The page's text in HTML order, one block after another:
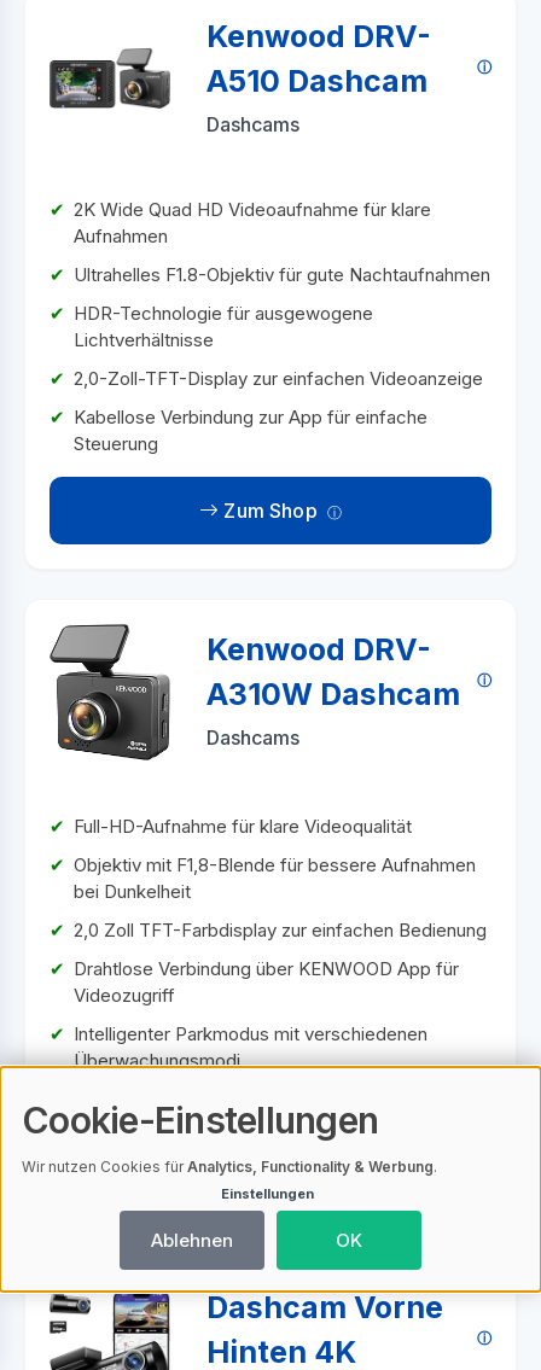
Kenwood DRV-
A510 Dashcam
Dashcams
2K Wide Quad HD Videoaufnahme für klare
Aufnahmen
Ultrahelles F1.8-Objektiv für gute Nachtaufnahmen
HDR-Technologie für ausgewogene
Lichtverhältnisse
2,0-Zoll-TFT-Display zur einfachen Videoanzeige
Kabellose Verbindung zur App für einfache
Steuerung
Zum Shop
Kenwood DRV-
A310W Dashcam
Dashcams
Full-HD-Aufnahme für klare Videoqualität
Objektiv mit F1,8-Blende für bessere Aufnahmen
bei Dunkelheit
2,0 Zoll TFT-Farbdisplay zur einfachen Bedienung
Drahtlose Verbindung über KENWOOD App für
Videozugriff
Intelligenter Parkmodus mit verschiedenen
Überwachungsmodi
Zum Shop
AZDOME
Dashcam Vorne
Hinten 4K
Cookie-Einstellungen
Wir nutzen Cookies fürAnalytics, Functionality & Werbung.
Einstellungen
Ablehnen OK